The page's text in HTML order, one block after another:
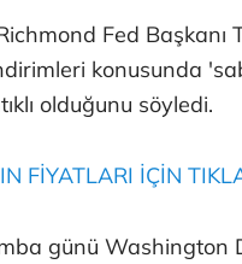
Fed Başkanı
konusunda
olduğunu söyledi.
FİYATLARI İÇİN
günü Washington